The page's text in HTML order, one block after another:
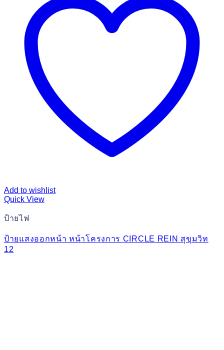
Add to wishlist
Quick View
ป้ายไฟ
ป้ายแสงออกหน้า หน้าโครงการ CIRCLE REIN สุขุมวิท
12